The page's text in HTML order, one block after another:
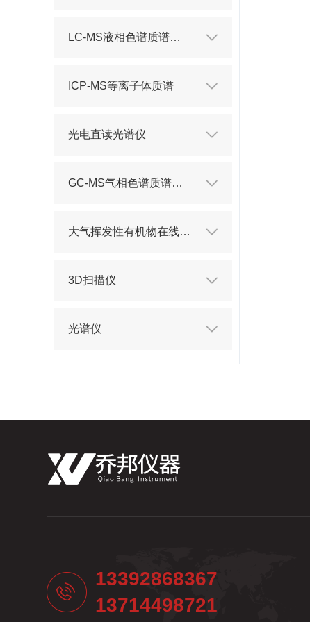
LC-MS液相色谱质谱联用仪
ICP-MS等离子体质谱
光电直读光谱仪
GC-MS气相色谱质谱联用仪
大气挥发性有机物在线分析仪
3D扫描仪
光谱仪
13392868367
13714498721